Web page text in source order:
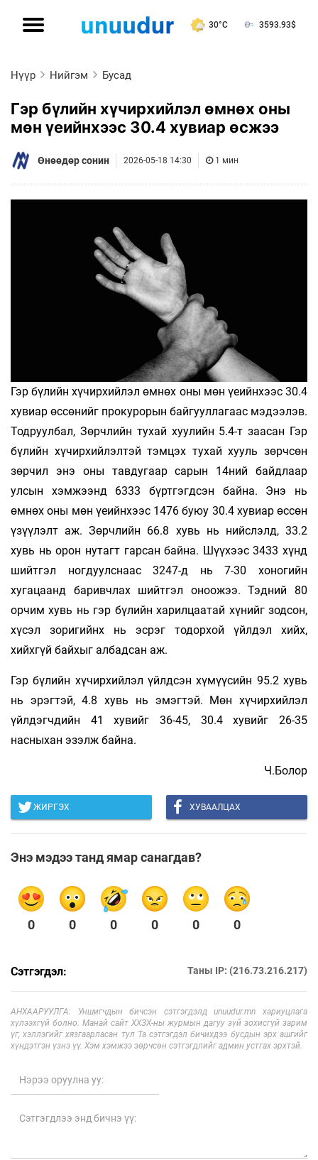
30°C 3593.93$
Нүүр Нийгэм Бусад
Гэр бүлийн хүчирхийлэл өмнөх оны
мөн үеийнхээс 30.4 хувиар өсжээ
Өнөөдөр сонин 2026-05-18 14:30 1 мин
Гэр бүлийн хүчирхийлэл өмнөх оны мөн үеийнхээс 30.4
хувиар өссөнийг прокурорын байгууллагаас мэдээлэв.
Тодруулбал, Зөрчлийн тухай хуулийн 5.4-т заасан Гэр
бүлийн хүчирхийлэлтэй тэмцэх тухай хууль зөрчсөн
зөрчил энэ оны тавдугаар сарын 14ний байдлаар
улсын хэмжээнд 6333 бүртгэгдсэн байна. Энэ нь
өмнөх оны мөн үеийнхээс 1476 буюу 30.4 хувиар өссөн
үзүүлэлт аж. Зөрчлийн 66.8 хувь нь нийслэлд, 33.2
хувь нь орон нутагт гарсан байна. Шүүхээс 3433 хүнд
шийтгэл ногдуулснаас 3247-д нь 7-30 хоногийн
хугацаанд баривчлах шийтгэл оноожээ. Тэдний 80
орчим хувь нь гэр бүлийн харилцаатай хүнийг зодсон,
хүсэл зоригийнх нь эсрэг тодорхой үйлдэл хийх,
хийхгүй байхыг албадсан аж.
Гэр бүлийн хүчирхийлэл үйлдсэн хүмүүсийн 95.2 хувь
нь эрэгтэй, 4.8 хувь нь эмэгтэй. Мөн хүчирхийлэл
үйлдэгчдийн 41 хувийг 36-45, 30.4 хувийг 26-35
насныхан эзэлж байна.
Ч.Болор
ЖИРГЭХ ХУВААЛЦАХ
Энэ мэдээ танд ямар санагдав?
0 0 0 0 0 0
Сэтгэгдэл: Таны IP: (216.73.216.217)
АНХААРУУЛГА: Уншигчдын бичсэн сэтгэгдэлд unuudur.mn хариуцлага
хүлээхгүй болно. Манай сайт ХХЗХ-ны журмын дагуу зүй зохисгүй зарим
үг, хэллэгийг хязгаарласан тул Та сэтгэгдэл бичихдээ бусдын эрх ашгийг
хүндэтгэн үзнэ үү. Хэм хэмжээ зөрчсөн сэтгэгдлийг админ устгах эрхтэй.